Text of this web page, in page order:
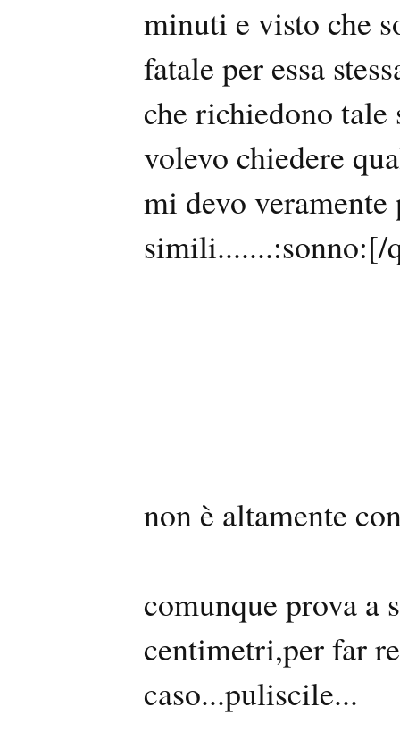
minuti e visto che
fatale per essa
che richiedono
volevo chiedere
mi devo
simili.......:sonno:[/
non è altamente
comunque prova a
centimetri,per far
caso...puliscile...